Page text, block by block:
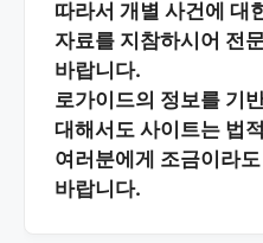
따라서 개별 사건에 대
자료를 지참하시어 전
바랍니다.
로가이드의 정보를 기
대해서도 사이트는 법
여러분에게 조금이라
바랍니다.